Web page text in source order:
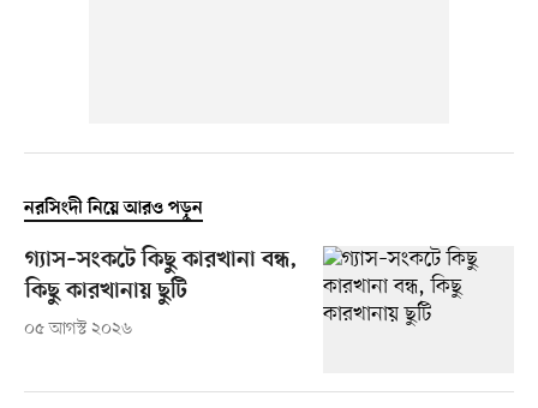
নরসিংদী নিয়ে আরও পড়ুন
গ্যাস–সংকটে কিছু কারখানা বন্ধ,
কিছু কারখানায় ছুটি
০৫ আগস্ট ২০২৬